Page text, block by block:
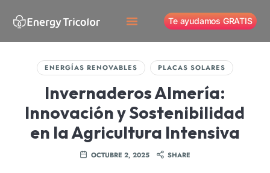
Te ayudamos GRATIS
ENERGÍAS RENOVABLES PLACAS SOLARES
Invernaderos Almería:
Innovación y Sostenibilidad
en la Agricultura Intensiva
OCTUBRE 2, 2025 SHARE